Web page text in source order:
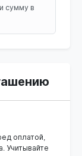
сумму в
оплатой,
Учитывайте